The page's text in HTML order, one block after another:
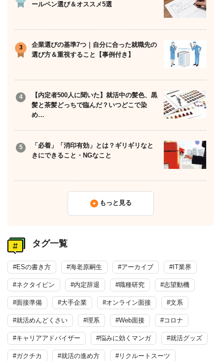
ールペン選び＆オススメ5選
企業選びの基準7つ｜自分に合った就職先の
選び方＆重視すること【事例付き】
【内定者500人に聞いた】就活中の髪色、黒
髪と茶髪どっちで臨んだ？いつどこで染
め…
「必着」「消印有効」とは？ギリギリなと
きにできること・NGなこと
もっと見る
タグ一覧
#ESの書き方 #海老原嗣生 #アーカイブ #IT業界
#ネクタイピン #内定辞退 #職種研究 #志望動機
#面接準備 #大手企業 #オンライン面接 #文系
#就活めんどくさい #理系 #Web面接 #コロナ
#キャリアアドバイザー #悩みに効くマンガ #就活グッズ
#ガクチカ #就活の進め方 #リクルートスーツ